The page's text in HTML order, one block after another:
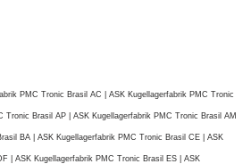
PMC Tronic Brasil AC | ASK Kugellagerfabrik PMC Tronic
Tronic Brasil AP | ASK Kugellagerfabrik PMC Tronic Brasil AM
BA | ASK Kugellagerfabrik PMC Tronic Brasil CE | ASK
| ASK Kugellagerfabrik PMC Tronic Brasil ES | ASK